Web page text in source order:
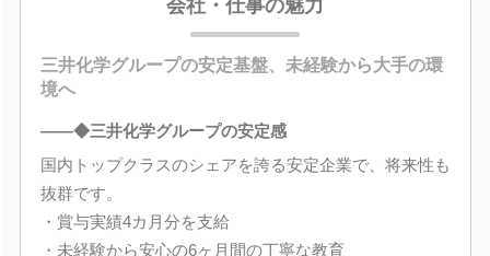
会社・仕事の魅力
三井化学グループの安定基盤、未経験から大手の環
境へ
――◆三井化学グループの安定感
国内トップクラスのシェアを誇る安定企業で、将来性も
抜群です。
・賞与実績4カ月分を支給
・未経験から安心の6ヶ月間の丁寧な教育